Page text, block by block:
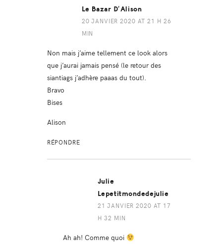
Le Bazar D’Alison
20 JANVIER 2020 AT 21 H 26
MIN
Non mais j’aime tellement ce look alors
que j’aurai jamais pensé (le retour des
siantiags j’adhère paaas du tout).
Bravo
Bises
Alison
RÉPONDRE
Julie
Lepetitmondedejulie
21 JANVIER 2020 AT 17
H 32 MIN
Ah ah! Comme quoi